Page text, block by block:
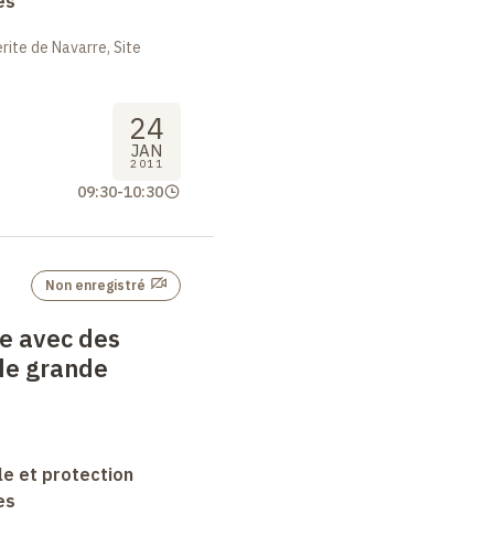
de Navarre, Site
24
JAN
2011
09:30-10:30
avec des
grande
Non enregistré
et protection